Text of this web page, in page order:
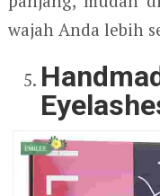
wajah Anda lebih